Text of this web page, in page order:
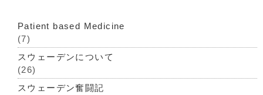
Patient based Medicine
(7)
スウェーデンについて
(26)
スウェーデン奮闘記